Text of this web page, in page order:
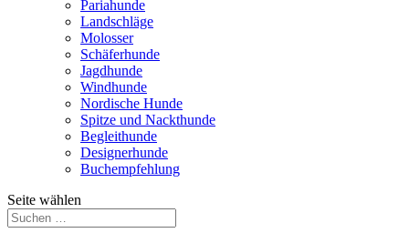
Pariahunde
Landschläge
Molosser
Schäferhunde
Jagdhunde
Windhunde
Nordische Hunde
Spitze und Nackthunde
Begleithunde
Designerhunde
Buchempfehlung
Seite wählen